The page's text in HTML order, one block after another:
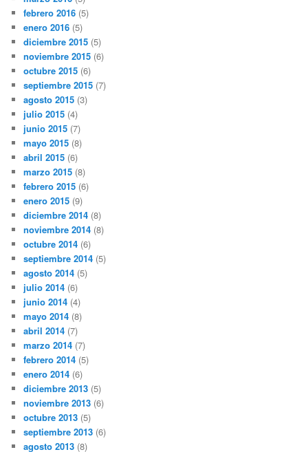
febrero 2016 (5)
enero 2016 (5)
diciembre 2015 (5)
noviembre 2015 (6)
octubre 2015 (6)
septiembre 2015 (7)
agosto 2015 (3)
julio 2015 (4)
junio 2015 (7)
mayo 2015 (8)
abril 2015 (6)
marzo 2015 (8)
febrero 2015 (6)
enero 2015 (9)
diciembre 2014 (8)
noviembre 2014 (8)
octubre 2014 (6)
septiembre 2014 (5)
agosto 2014 (5)
julio 2014 (6)
junio 2014 (4)
mayo 2014 (8)
abril 2014 (7)
marzo 2014 (7)
febrero 2014 (5)
enero 2014 (6)
diciembre 2013 (5)
noviembre 2013 (6)
octubre 2013 (5)
septiembre 2013 (6)
agosto 2013 (8)